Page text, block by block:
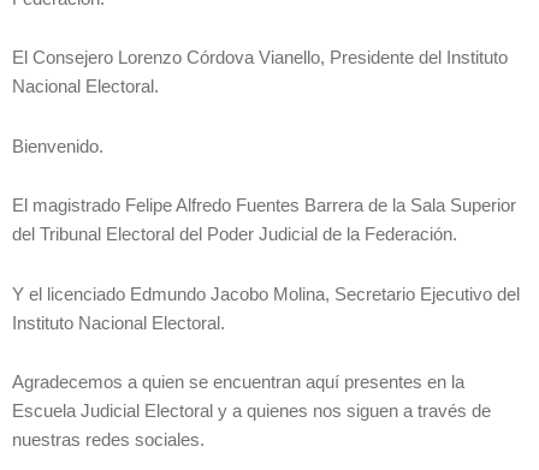
El Consejero Lorenzo Córdova Vianello, Presidente del Instituto
Nacional Electoral.
Bienvenido.
El magistrado Felipe Alfredo Fuentes Barrera de la Sala Superior
del Tribunal Electoral del Poder Judicial de la Federación.
Y el licenciado Edmundo Jacobo Molina, Secretario Ejecutivo del
Instituto Nacional Electoral.
Agradecemos a quien se encuentran aquí presentes en la
Escuela Judicial Electoral y a quienes nos siguen a través de
nuestras redes sociales.